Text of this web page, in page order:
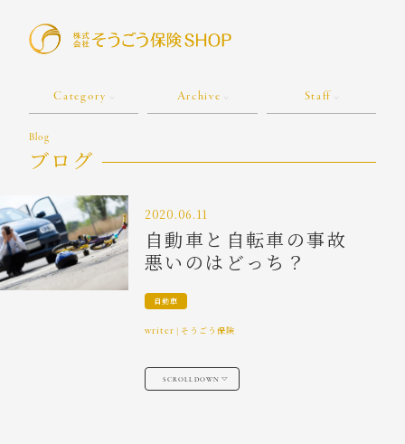
Category Archive Staff
ブログ
Blog
2020.06.11
自動車と自転車の事故
悪いのはどっち？
自動車
writer そうごう保険
SCROLL DOWN